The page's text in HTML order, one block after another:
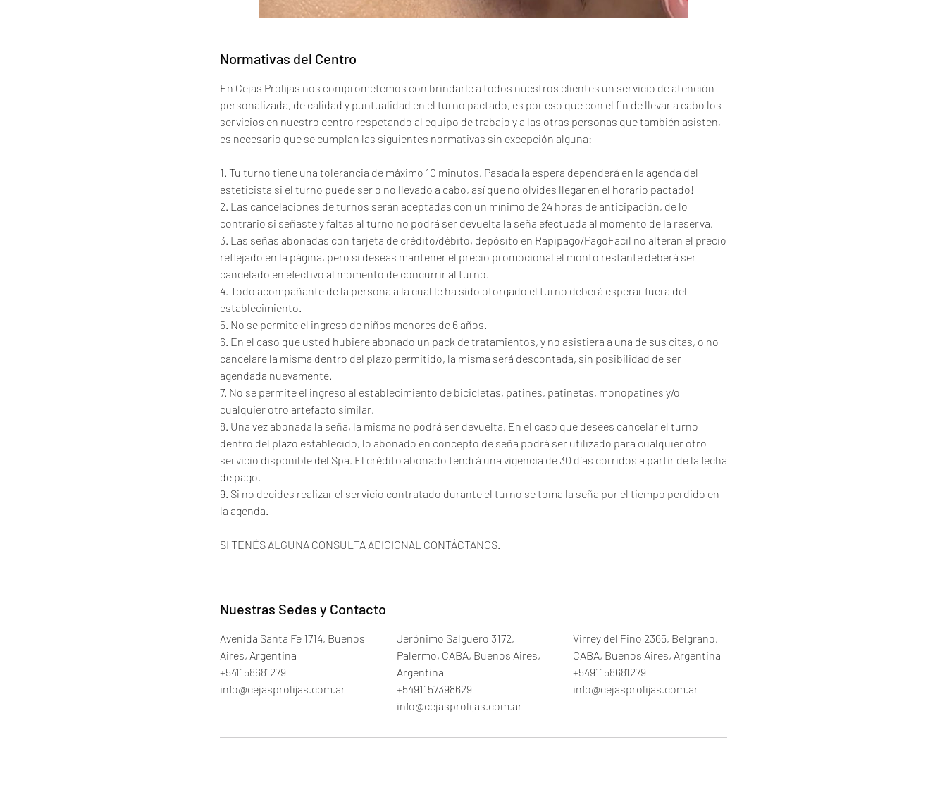
Normativas del Centro
En Cejas Prolijas nos comprometemos con brindarle a todos nuestros clientes un servicio de atención
personalizada, de calidad y puntualidad en el turno pactado, es por eso que con el fin de llevar a cabo los
servicios en nuestro centro respetando al equipo de trabajo y a las otras personas que también asisten,
es necesario que se cumplan las siguientes normativas sin excepción alguna:
1. Tu turno tiene una tolerancia de máximo 10 minutos. Pasada la espera dependerá en la agenda del
esteticista si el turno puede ser o no llevado a cabo, así que no olvides llegar en el horario pactado!
2. Las cancelaciones de turnos serán aceptadas con un mínimo de 24 horas de anticipación, de lo
contrario si señaste y faltas al turno no podrá ser devuelta la seña efectuada al momento de la reserva.
3. Las señas abonadas con tarjeta de crédito/débito, depósito en Rapipago/PagoFacil no alteran el precio
reflejado en la página, pero si deseas mantener el precio promocional el monto restante deberá ser
cancelado en efectivo al momento de concurrir al turno.
4. Todo acompañante de la persona a la cual le ha sido otorgado el turno deberá esperar fuera del
establecimiento.
5. No se permite el ingreso de niños menores de 6 años.
6. En el caso que usted hubiere abonado un pack de tratamientos, y no asistiera a una de sus citas, o no
cancelare la misma dentro del plazo permitido, la misma será descontada, sin posibilidad de ser
agendada nuevamente.
7. No se permite el ingreso al establecimiento de bicicletas, patines, patinetas, monopatines y/o
cualquier otro artefacto similar.
8. Una vez abonada la seña, la misma no podrá ser devuelta. En el caso que desees cancelar el turno
dentro del plazo establecido, lo abonado en concepto de seña podrá ser utilizado para cualquier otro
servicio disponible del Spa. El crédito abonado tendrá una vigencia de 30 días corridos a partir de la fecha
de pago.
9. Si no decides realizar el servicio contratado durante el turno se toma la seña por el tiempo perdido en
la agenda.
SI TENÉS ALGUNA CONSULTA ADICIONAL CONTÁCTANOS.
Nuestras Sedes y Contacto
Avenida Santa Fe 1714, Buenos
Aires, Argentina
+541158681279
info@cejasprolijas.com.ar
Jerónimo Salguero 3172,
Palermo, CABA, Buenos Aires,
Argentina
+5491157398629
info@cejasprolijas.com.ar
Virrey del Pino 2365, Belgrano,
CABA, Buenos Aires, Argentina
+5491158681279
info@cejasprolijas.com.ar